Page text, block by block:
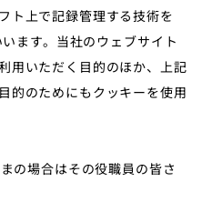
ト上で記録管理する技術を
ます。当社のウェブサイト
⽤いただく目的のほか、上記
のためにもクッキーを使用
の場合はその役職員の皆さ